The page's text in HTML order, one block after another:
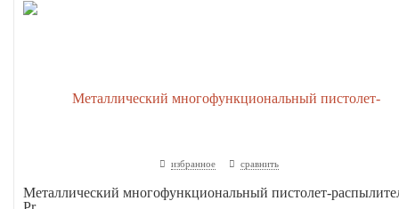
избранное сравнить
Металлический многофункциональный пистолет-